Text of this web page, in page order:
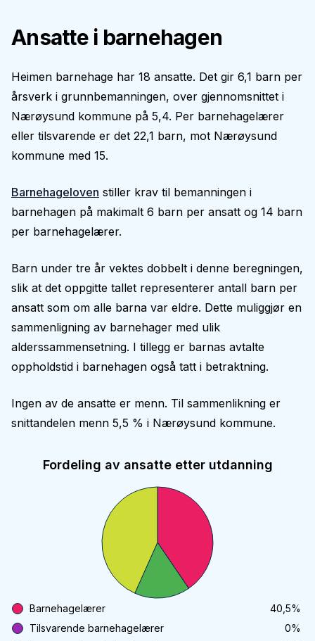
Ansatte i barnehagen
Heimen barnehage har 18 ansatte. Det gir 6,1 barn per
årsverk i grunnbemanningen, over gjennomsnittet i
Nærøysund kommune på 5,4. Per barnehagelærer
eller tilsvarende er det 22,1 barn, mot Nærøysund
kommune med 15.
Barnehageloven stiller krav til bemanningen i
barnehagen på makimalt 6 barn per ansatt og 14 barn
per barnehagelærer.
Barn under tre år vektes dobbelt i denne beregningen,
slik at det oppgitte tallet representerer antall barn per
ansatt som om alle barna var eldre. Dette muliggjør en
sammenligning av barnehager med ulik
alderssammensetning. I tillegg er barnas avtalte
oppholdstid i barnehagen også tatt i betraktning.
Ingen av de ansatte er menn. Til sammenlikning er
snittandelen menn 5,5 % i Nærøysund kommune.
Fordeling av ansatte etter utdanning
Barnehagelærer 40,5%
Tilsvarende barnehagelærer
0%